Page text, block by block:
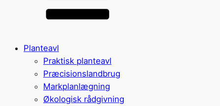
Planteavl
Praktisk planteavl
Præcisionslandbrug
Markplanlægning
Økologisk rådgivning